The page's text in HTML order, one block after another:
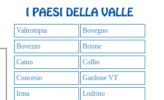
Valtrompia
Bovegno
Bovezzo
Brione
Caino
Collio
Concesio
Gardone VT
Irma
Lodrino